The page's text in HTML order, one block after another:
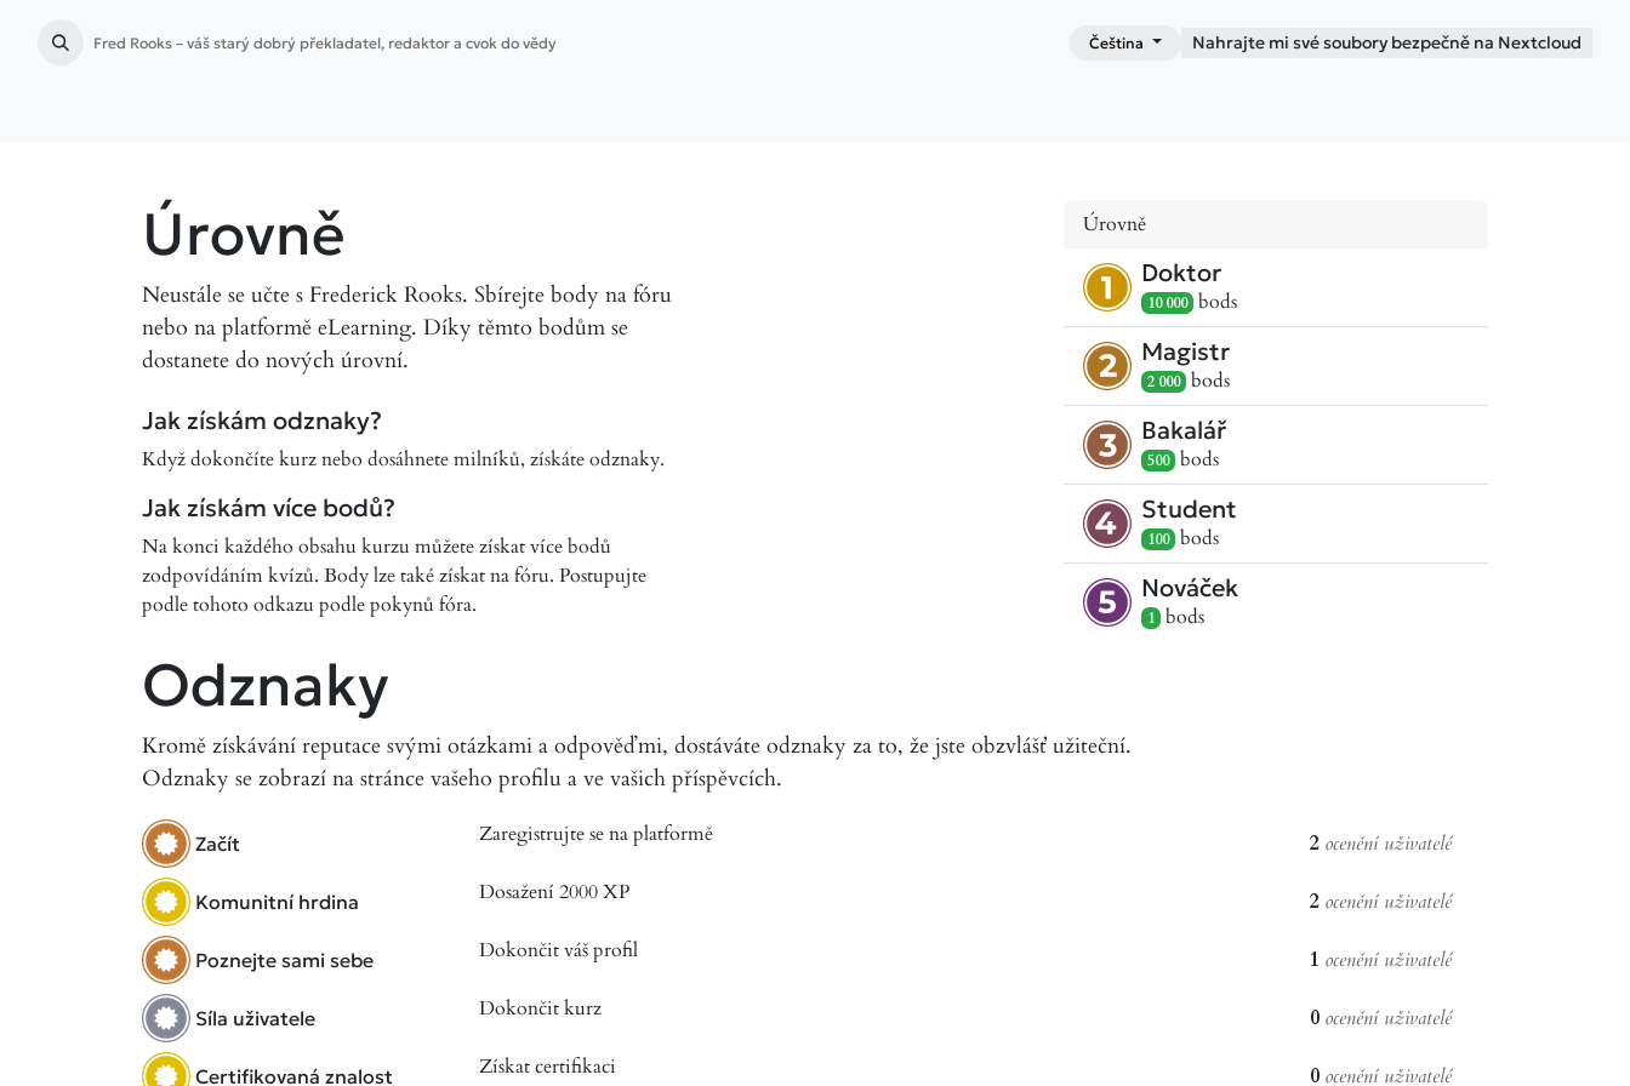
Fred Rooks – váš starý dobrý překladatel, redaktor a cvok do vědy Čeština Nahrajte mi své soubory bezpečně na Nextcloud
Úrovně
Neustále se učte s Frederick Rooks. Sbírejte body na fóru
nebo na platformě eLearning. Díky těmto bodům se
dostanete do nových úrovní.
Jak získám odznaky?
Když dokončíte kurz nebo dosáhnete milníků, získáte odznaky.
Jak získám více bodů?
Na konci každého obsahu kurzu můžete získat více bodů
zodpovídáním kvízů. Body lze také získat na fóru. Postupujte
podle tohoto odkazu podle pokynů fóra.
Úrovně
Doktor
10 000 bods
Magistr
2 000 bods
Bakalář
500 bods
Student
100 bods
Nováček
1 bods
Odznaky
Kromě získávání reputace svými otázkami a odpověďmi, dostáváte odznaky za to, že jste obzvlášť užiteční.
Odznaky se zobrazí na stránce vašeho profilu a ve vašich příspěvcích.
Začít Zaregistrujte se na platformě 2 ocenění uživatelé
Komunitní hrdina Dosažení 2000 XP 2 ocenění uživatelé
Poznejte sami sebe Dokončit váš profil 1 ocenění uživatelé
Síla uživatele Dokončit kurz 0 ocenění uživatelé
Certifikovaná znalost Získat certifikaci 0 ocenění uživatelé